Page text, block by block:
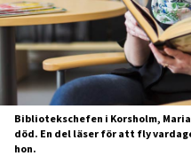
Bibliotekschefen i Korsholm,
död. En del läser för att fly
hon.